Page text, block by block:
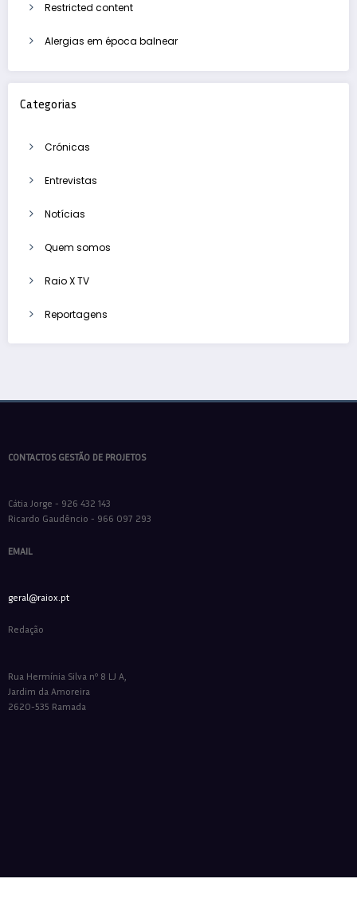
Restricted content
Alergias em época balnear
Categorias
Crónicas
Entrevistas
Notícias
Quem somos
Raio X TV
Reportagens
CONTACTOS GESTÃO DE PROJETOS
Cátia Jorge - 926 432 143
Ricardo Gaudêncio - 966 097 293
EMAIL
geral@raiox.pt
Redação
Rua Hermínia Silva nº 8 LJ A,
Jardim da Amoreira
2620-535 Ramada